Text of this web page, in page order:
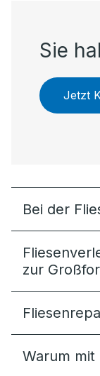
Sie
Jetzt
Bei der
zur
Warum mit